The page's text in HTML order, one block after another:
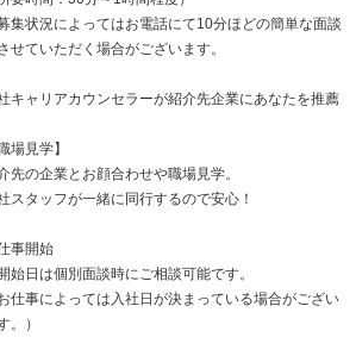
集状況によってはお電話にて10分ほどの簡単な面談
せていただく場合がございます。
キャリアカウンセラーが紹介先企業にあなたを推薦
場見学】
先の企業とお顔合わせや職場見学。
スタッフが一緒に同行するので安心！
事開始
始日は個別面談時にご相談可能です。
お仕事によっては入社日が決まっている場合がござい
。）